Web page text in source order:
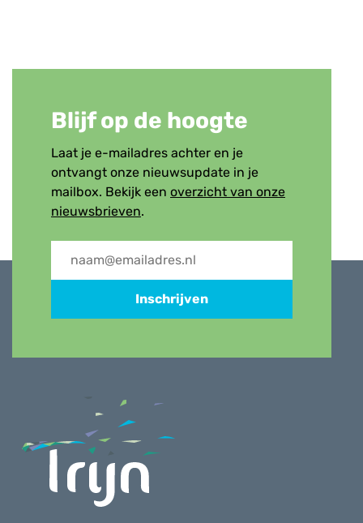
Blijf op de hoogte
Laat je e-mailadres achter en je
ontvangt onze nieuwsupdate in je
mailbox. Bekijk een overzicht van onze
nieuwsbrieven.
Inschrijven